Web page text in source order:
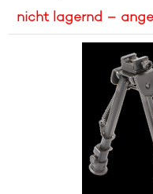
nicht lagernd –